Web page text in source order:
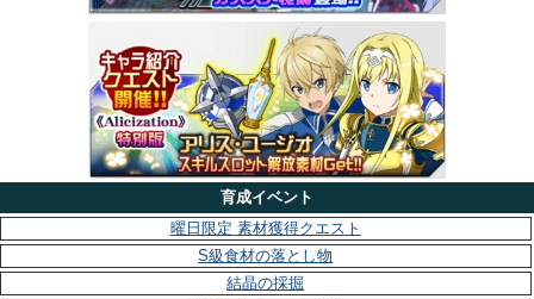
育成イベント
曜日限定 素材獲得クエスト
S級食材の落とし物
結晶の採掘